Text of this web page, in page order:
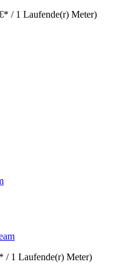
/ 1 Laufende(r) Meter)
/ 1 Laufende(r) Meter)